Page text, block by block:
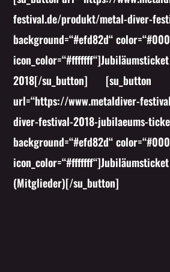
festival.de/produkt/metal-diver-
background=“#efd82d“
2018[/su_button] [su_button
url=“https://www.metaldiver-
diver-festival-2018-jubilaeums-
background=“#efd82d“
(Mitglieder)[/su_button]